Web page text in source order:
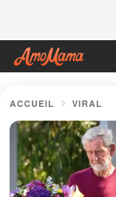
ACCUEIL VIRAL